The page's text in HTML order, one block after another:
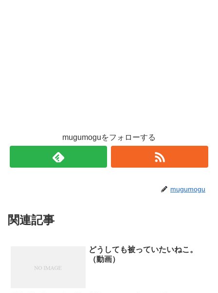
mugumoguをフォローする
mugumogu
関連記事
どうしても被っていたいねこ。
（動画）